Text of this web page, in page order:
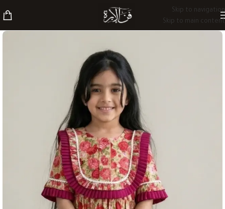
Skip to navigation
Skip to main content